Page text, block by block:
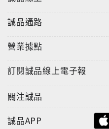
■作者簡介
夫人之身分下，作者款待
大城市，享受著最奢華的
變後，她獨自回到了故鄉
發生了一件令人驚悚的經
誠品通路
營業據點
訂閱誠品線上電子報
關注誠品
誠品APP